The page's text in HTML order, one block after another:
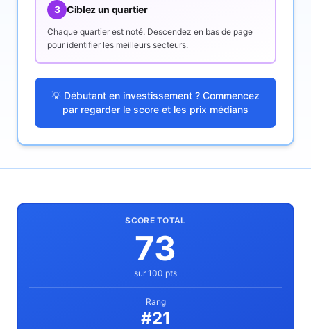
3 Ciblez un quartier
Chaque quartier est noté. Descendez en bas de page
pour identifier les meilleurs secteurs.
💡 Débutant en investissement ? Commencez
par regarder le score et les prix médians
SCORE TOTAL
73
sur 100 pts
Rang
#21